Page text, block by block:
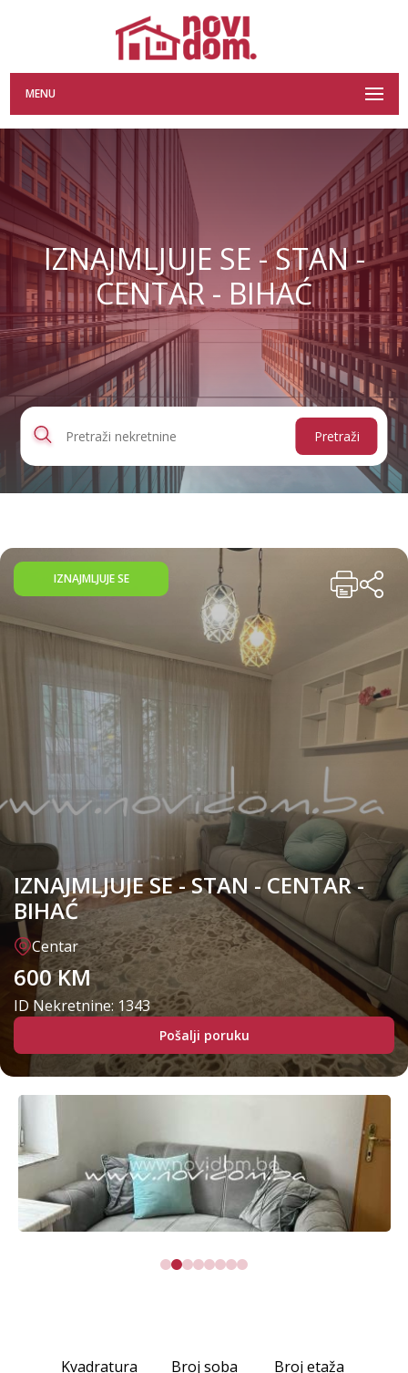
MENU
IZNAJMLJUJE SE - STAN -
CENTAR - BIHAĆ
Pretraži
IZNAJMLJUJE SE
IZNAJMLJUJE SE - STAN - CENTAR -
BIHAĆ
Centar
600 KM
ID Nekretnine: 1343
Pošalji poruku
Kvadratura Broj soba Broj etaža